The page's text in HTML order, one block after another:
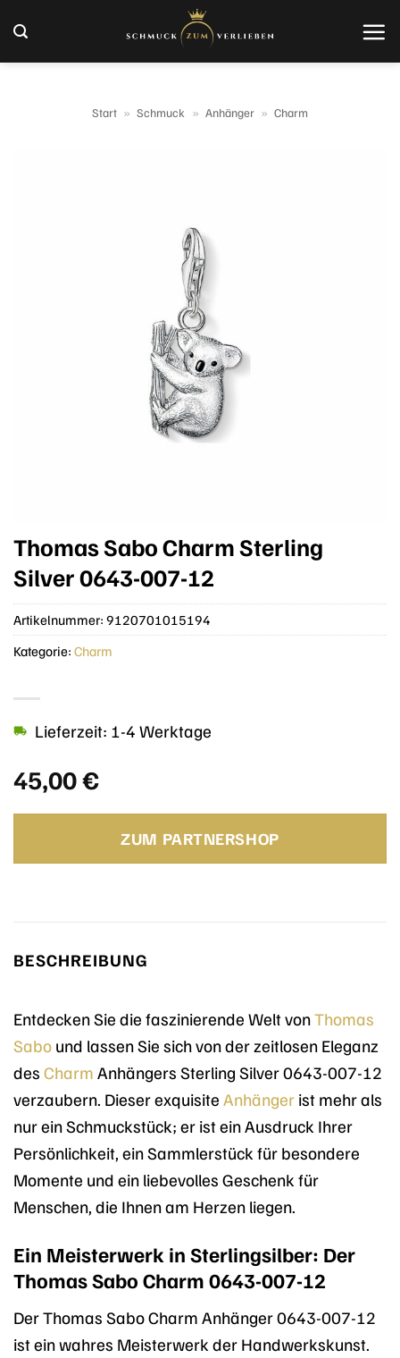
Inhalt
springen
Start » Schmuck » Anhänger » Charm
Thomas Sabo Charm Sterling
Silver 0643-007-12
45,00€
Lieferzeit: 1-4 Werktage
ZUM PARTNERSHOP
Artikelnummer: 9120701015194
Kategorie: Charm
BESCHREIBUNG
Entdecken Sie die faszinierende Welt vonThomas
Sabo und lassen Sie sich von der zeitlosen Eleganz
des Charm Anhängers Sterling Silver 0643-007-12
verzaubern. Dieser exquisite Anhänger ist mehr als
nur ein Schmuckstück; er ist ein Ausdruck Ihrer
Persönlichkeit, ein Sammlerstück für besondere
Momente und ein liebevolles Geschenk für
Menschen, die Ihnen am Herzen liegen.
Ein Meisterwerk in Sterlingsilber: Der
Thomas Sabo Charm 0643-007-12
Der Thomas Sabo Charm Anhänger 0643-007-12
ist ein wahres Meisterwerk der Handwerkskunst.